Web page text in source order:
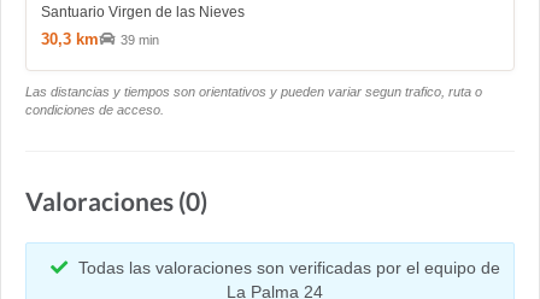
Santuario Virgen de las Nieves
30,3 km 39 min
Las distancias y tiempos son orientativos y pueden variar segun trafico, ruta o
condiciones de acceso.
Valoraciones (0)
Todas las valoraciones son verificadas por el equipo de
La Palma 24